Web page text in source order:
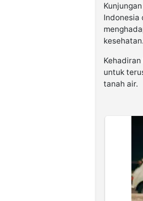
Indonesia
kesehatan.
untuk
tanah air.